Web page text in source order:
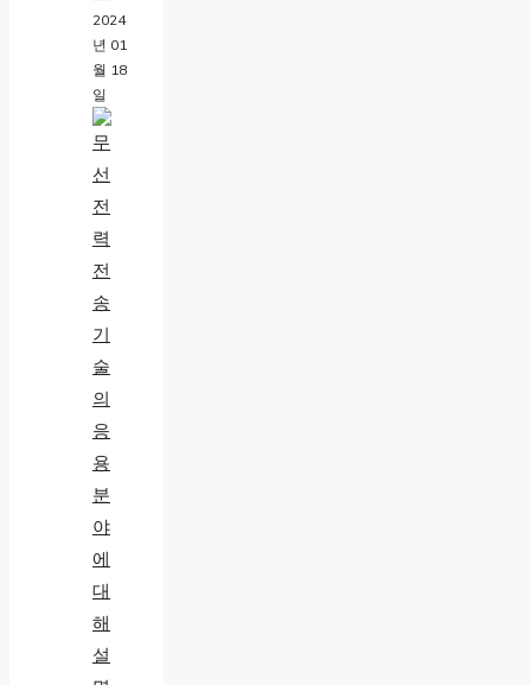
2024
년 01
월 18
일